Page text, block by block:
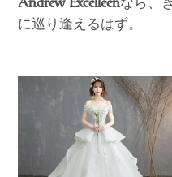
Andrew Excelleen
に巡り逢えるはず。